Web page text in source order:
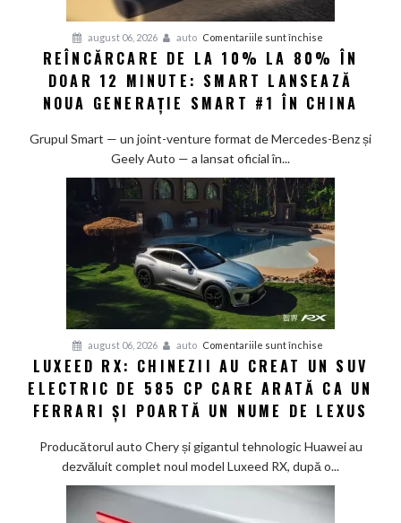
august 06, 2026 auto Comentariile sunt închise
Reîncărcare
de
la
la
doar
12
minute:
lansează
noua
generație
Smart
în
China
REÎNCĂRCARE DE LA 10% LA 80% ÎN
DOAR 12 MINUTE: SMART LANSEAZĂ
NOUA GENERAȚIE SMART #1 ÎN CHINA
Grupul Smart — un joint-venture format de Mercedes-Benz și
Geely Auto — a lansat oficial în...
august 06, 2026 auto Comentariile sunt închise
Luxeed
RX:
Chinezii
creat
un
LUXEED RX: CHINEZII AU CREAT UN SUV
ELECTRIC DE 585 CP CARE ARATĂ CA UN
FERRARI ȘI POARTĂ UN NUME DE LEXUS
Producătorul auto Chery și gigantul tehnologic Huawei au
dezvăluit complet noul model Luxeed RX, după o...